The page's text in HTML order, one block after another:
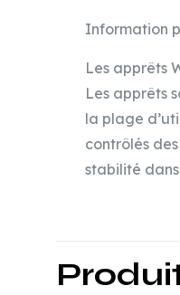
Information
Les apprêts
Les apprêts
la plage
contrôlés
stabilité